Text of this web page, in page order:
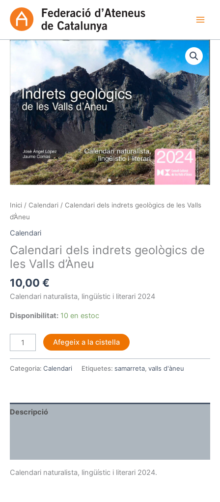
contingut
Inici / Calendari / Calendari dels indrets geològics de les Valls
d’Àneu
Calendari
Calendari dels indrets geològics de
les Valls d’Àneu
10,00 €
Calendari naturalista, lingüístic i literari 2024
Disponibilitat: 10 en estoc
quantitat
indrets
geològics
de
les
Valls
d’Àneu
Afegeix a la cistella
Categoria: Calendari Etiquetes: samarreta, valls d'àneu
Descripció
Calendari naturalista, lingüístic i literari 2024.